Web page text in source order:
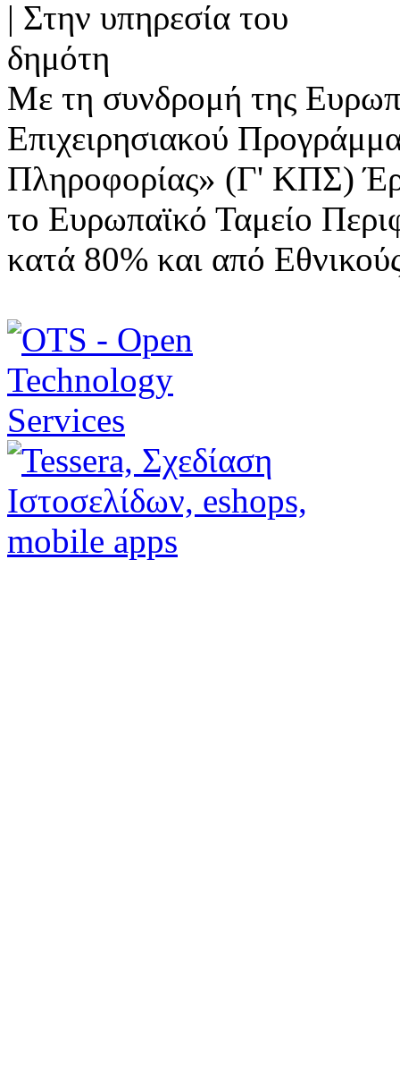
Με τη συνδρομή της
Επιχειρησιακού
Πληροφορίας» (Γ' ΚΠΣ)
το Ευρωπαϊκό Ταμείο
κατά 80% και από